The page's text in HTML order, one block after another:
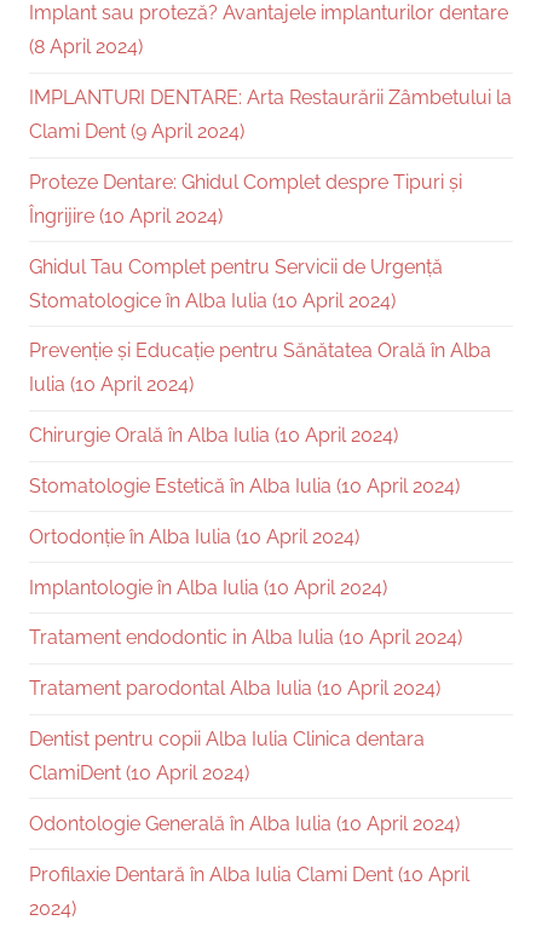
Implant sau proteză? Avantajele implanturilor dentare
(8 April 2024)
IMPLANTURI DENTARE: Arta Restaurării Zâmbetului la
Clami Dent (9 April 2024)
Proteze Dentare: Ghidul Complet despre Tipuri și
Îngrijire (10 April 2024)
Ghidul Tau Complet pentru Servicii de Urgență
Stomatologice în Alba Iulia (10 April 2024)
Prevenție și Educație pentru Sănătatea Orală în Alba
Iulia (10 April 2024)
Chirurgie Orală în Alba Iulia (10 April 2024)
Stomatologie Estetică în Alba Iulia (10 April 2024)
Ortodonție în Alba Iulia (10 April 2024)
Implantologie în Alba Iulia (10 April 2024)
Tratament endodontic in Alba Iulia (10 April 2024)
Tratament parodontal Alba Iulia (10 April 2024)
Dentist pentru copii Alba Iulia Clinica dentara
ClamiDent (10 April 2024)
Odontologie Generală în Alba Iulia (10 April 2024)
Profilaxie Dentară în Alba Iulia Clami Dent (10 April
2024)